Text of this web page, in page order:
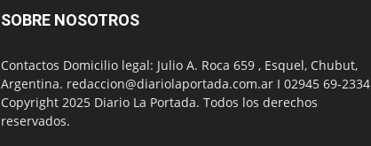
SOBRE NOSOTROS
Contactos Domicilio legal: Julio A. Roca 659 , Esquel, Chubut,
Argentina. redaccion@diariolaportada.com.ar I 02945 69-2334
Copyright 2025 Diario La Portada. Todos los derechos
reservados.